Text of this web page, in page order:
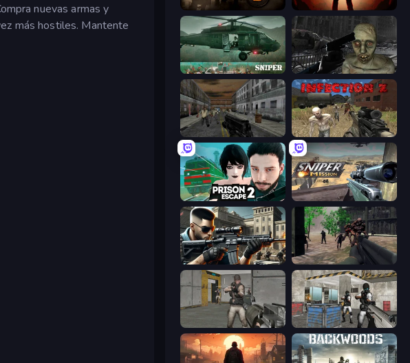
nuevas armas y
más hostiles. Mantente
Sniper Team 3 Deads on the Road
SNIPER C-Virus Game: Outbreak
Silent Insanity Psychological Trauma Infection Z
Prison Escape 2 Sniper Mission
Sure Shot Sudden Attack
Warfare Area Bullet Fury 2